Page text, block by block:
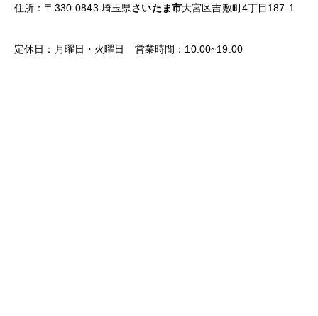
住所：〒330-0843 埼玉県さいたま市大宮区吉敷町4丁目187-1
定休日：月曜日・火曜日 営業時間：10:00~19:00